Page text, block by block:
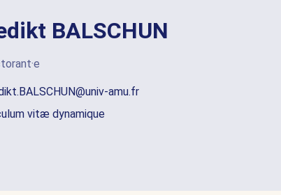
BALSCHUN
amu.fr
vitæ dynamique